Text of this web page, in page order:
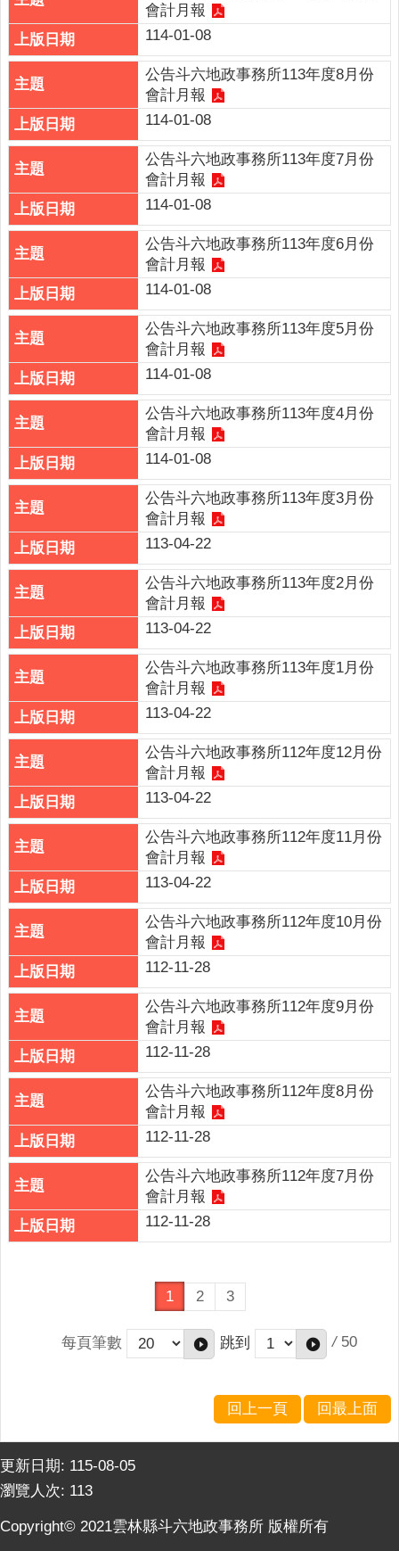
廉
政
園
地
網
站
導
檢
索
查
詢
相
關
連
結
English
回
首
頁
隱
私
權
保
護
政
策
站
安
全
政
策
政
府
網
站
資
料
開
放
宣
告
會計月報
114-01-08
公告斗六地政事務所113年度8月份
會計月報
114-01-08
公告斗六地政事務所113年度7月份
會計月報
114-01-08
公告斗六地政事務所113年度6月份
會計月報
114-01-08
公告斗六地政事務所113年度5月份
會計月報
114-01-08
公告斗六地政事務所113年度4月份
會計月報
114-01-08
公告斗六地政事務所113年度3月份
會計月報
113-04-22
公告斗六地政事務所113年度2月份
會計月報
113-04-22
公告斗六地政事務所113年度1月份
會計月報
113-04-22
公告斗六地政事務所112年度12月份
會計月報
113-04-22
公告斗六地政事務所112年度11月份
會計月報
113-04-22
公告斗六地政事務所112年度10月份
會計月報
112-11-28
公告斗六地政事務所112年度9月份
會計月報
112-11-28
公告斗六地政事務所112年度8月份
會計月報
112-11-28
公告斗六地政事務所112年度7月份
會計月報
112-11-28
1 2 3
每頁筆數 跳到 / 50
回上一頁 回最上面
更新日期: 115-08-05
瀏覽人次: 113
Copyright© 2021雲林縣斗六地政事務所 版權所有